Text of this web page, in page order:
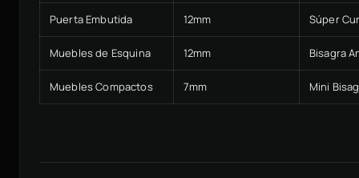
Puerta Embutida 12mm Súper
Muebles de Esquina 12mm Bisagra
Muebles Compactos 7mm Mini